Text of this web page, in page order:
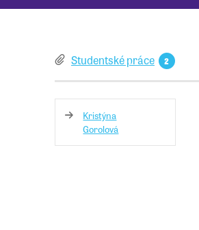
Studentské práce 2
Kristýna
Gorolová